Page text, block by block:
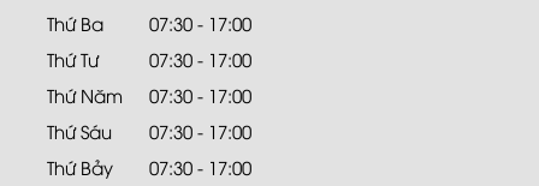
Thứ Ba
07:30 - 17:00
Thứ Tư
07:30 - 17:00
Thứ Năm
07:30 - 17:00
Thứ Sáu
07:30 - 17:00
Thứ Bảy
07:30 - 17:00